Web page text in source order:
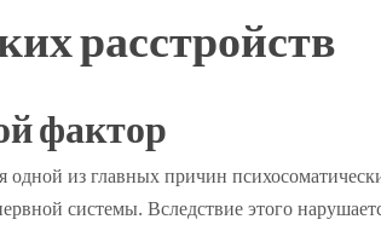
расстройств
фактор
одной из главных причин
системы. Вследствие этого